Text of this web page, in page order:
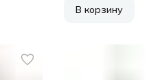
В корзину